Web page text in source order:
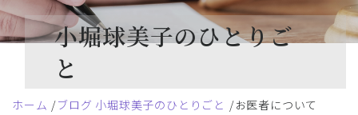
小堀球美子のひとりご
と
ホーム ブログ 小堀球美子のひとりごと お医者について